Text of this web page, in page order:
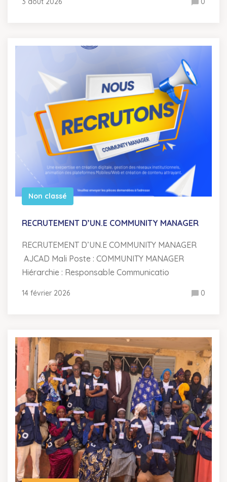
Non classé
RECRUTEMENT D’UN.E COMMUNITY MANAGER
RECRUTEMENT D’UN.E COMMUNITY MANAGER
AJCAD Mali Poste : COMMUNITY MANAGER
Hiérarchie : Responsable Communicatio
14 février 2026 0